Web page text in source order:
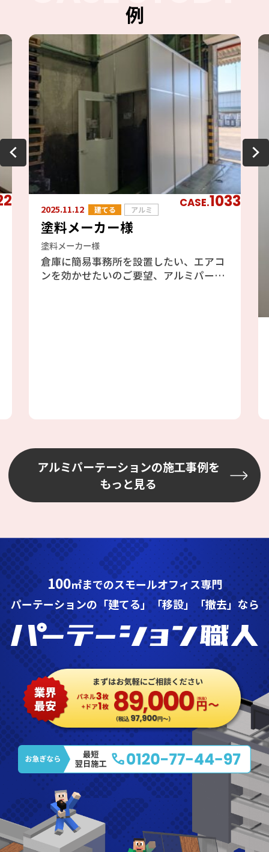
例
CASE.1033
2025.11.12 建てる アルミ
塗料メーカー様
塗料メーカー様
倉庫に簡易事務所を設置したい、エアコ
ンを効かせたいのご要望、アルミパーテ
アルミパーテーションの施工事例を
もっと見る
100㎡までのスモールオフィス専門
パーテーションの「建てる」「移設」「撤去」なら